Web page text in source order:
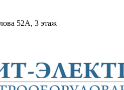
52А, 3 этаж